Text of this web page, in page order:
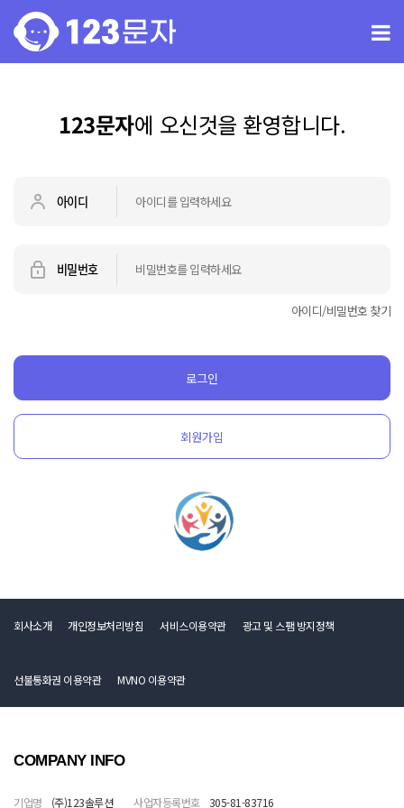
123문자에 오신것을 환영합니다.
아이디
비밀번호
아이디/비밀번호 찾기
로그인
회원가입
회사소개 개인정보처리방침 서비스이용약관 광고 및 스팸 방지정책
선불통화권 이용약관 MVNO 이용약관
COMPANY INFO
기업명 (주)123솔루션 사업자등록번호 305-81-83716